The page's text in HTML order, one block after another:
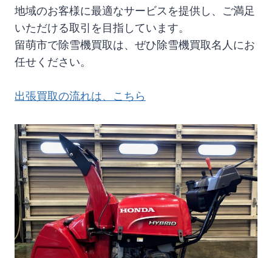
地域のお客様に最適なサービスを提供し、ご満足
いただける取引を目指しています。
留萌市で除雪機買取は、ぜひ除雪機買取名人にお
任せください。
出張買取の流れは、こちら